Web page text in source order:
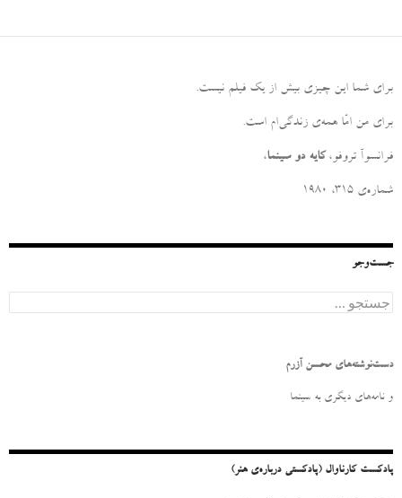
برای شما این چیزی بیش از یک فیلم نیست.
برای من امّا همه‌ی زندگی‌ام است.
فرانسوآ تروفو، کایه دو سینما،
شماره‌ی ۳۱۵، ۱۹۸۰
جست‌وجو
س
و
ر
دست‌نوشته‌های محسن آزرم
و نامه‌‌های دیگری به سینما
پادکست کارناوال (پادکستی درباره‌ی هنر)